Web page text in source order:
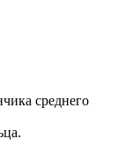
среднего